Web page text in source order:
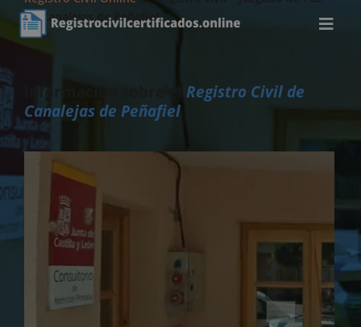
de Canalejas de Peñafiel
Información sobre el Registro Civil de
Canalejas de Peñafiel